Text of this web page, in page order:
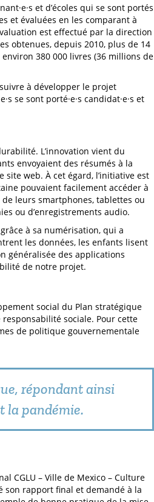
et d’écoles qui se sont portés
et évaluées en les comparant à
est effectué par la direction
obtenues, depuis 2010, plus de 14
380 000 livres (36 millions de
à développer le projet
se sont porté·e·s candidat·e·s et
L’innovation vient du
envoyaient des résumés à la
web. À cet égard, l’initiative est
pouvaient facilement accéder à
leurs smartphones, tablettes ou
ou d’enregistrements audio.
à sa numérisation, qui a
les données, les enfants lisent
généralisée des applications
de notre projet.
social du Plan stratégique
sociale. Pour cette
de politique gouvernementale
répondant ainsi
la pandémie.
CGLU – Ville de Mexico – Culture
son rapport final et demandé à la